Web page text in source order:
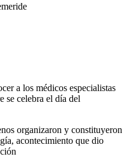
a los médicos especialistas
se celebra el día del
organizaron y constituyeron
acontecimiento que dio